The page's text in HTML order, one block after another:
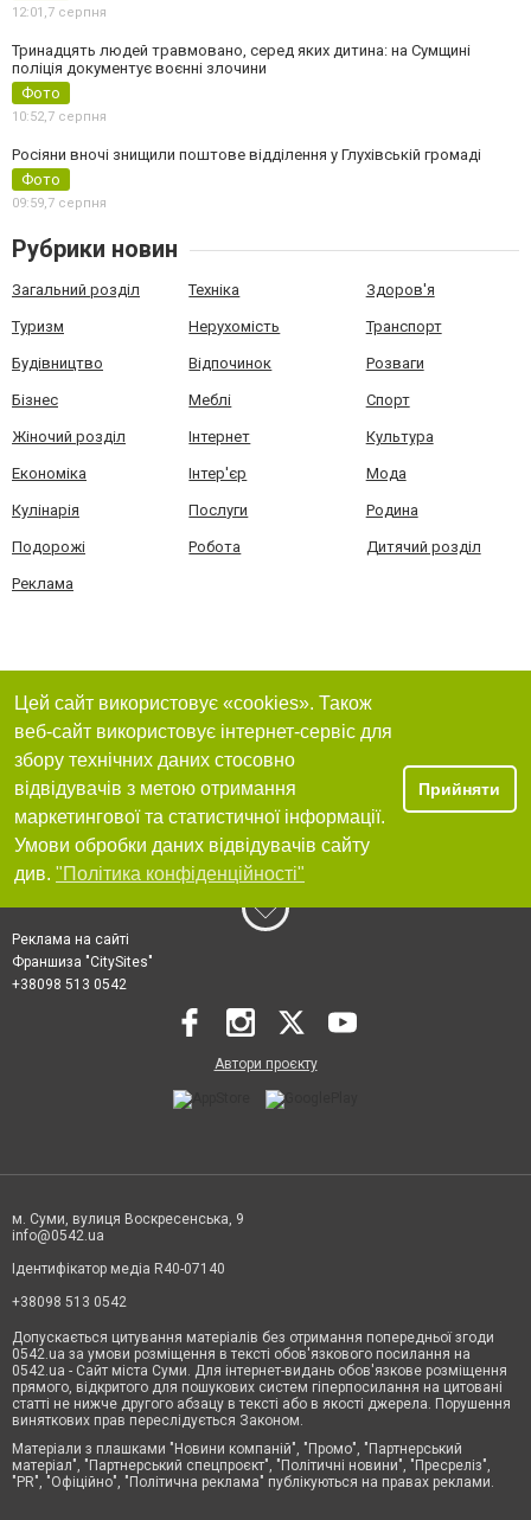
12:01,7 серпня
Тринадцять людей травмовано, серед яких дитина: на Сумщині
поліція документує воєнні злочини
Фото
10:52,7 серпня
Росіяни вночі знищили поштове відділення у Глухівській громаді
Фото
09:59,7 серпня
Рубрики новин
Загальний розділ Техніка Здоров'я
Туризм Нерухомість Транспорт
Будівництво Відпочинок Розваги
Бізнес Меблі Спорт
Жіночий розділ Інтернет Культура
Економіка Інтер'єр Мода
Кулінарія Послуги Родина
Подорожі Робота Дитячий розділ
Реклама
Цей сайт використовує «cookies». Також
веб-сайт використовує інтернет-сервіс для
збору технічних даних стосовно
відвідувачів з метою отримання
маркетингової та статистичної інформації.
Умови обробки даних відвідувачів сайту
див. "Політика конфіденційності"
Прийняти
Реклама на сайті
Франшиза "CitySites"
+38098 513 0542
Автори проєкту
м. Суми, вулиця Воскресенська, 9
info@0542.ua
Ідентифікатор медіа R40-07140
+38098 513 0542
Допускається цитування матеріалів без отримання попередньої згоди
0542.ua за умови розміщення в тексті обов'язкового посилання на
0542.ua - Сайт міста Суми. Для інтернет-видань обов'язкове розміщення
прямого, відкритого для пошукових систем гіперпосилання на цитовані
статті не нижче другого абзацу в тексті або в якості джерела. Порушення
виняткових прав переслідується Законом.
Матеріали з плашками "Новини компаній", "Промо", "Партнерський
матеріал", "Партнерський спецпроєкт", "Політичні новини", "Пресреліз",
"PR", "Офіційно", "Політична реклама" публікуються на правах реклами.